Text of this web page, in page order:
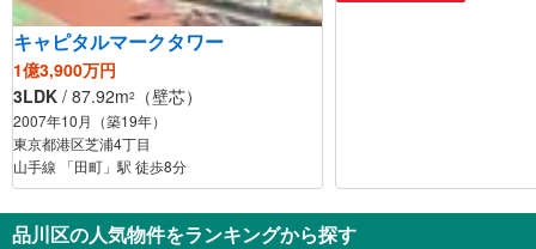
キャピタルマークタワー
1億3,900万円
3LDK / 87.92m2 （壁芯）
2007年10月（築19年）
東京都港区芝浦4丁目
山手線 「田町」駅 徒歩8分
品川区の人気物件をランキングから探す